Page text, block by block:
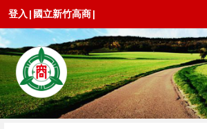
登入 | 國立新竹高商|